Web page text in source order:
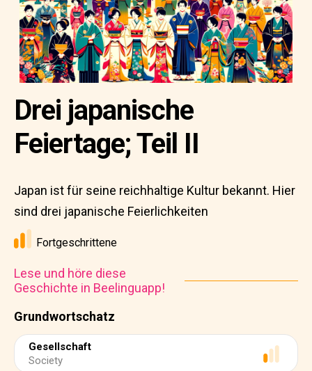
Grundwortschatz
Gesellschaft
Society
Drei japanische
Feiertage; Teil II
Japan ist für seine reichhaltige Kultur bekannt. Hier
sind drei japanische Feierlichkeiten
Fortgeschrittene
Lese und höre diese
Geschichte in Beelinguapp!